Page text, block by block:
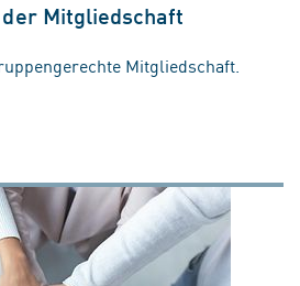
Mitgliedschaft
Mitgliedschaft.